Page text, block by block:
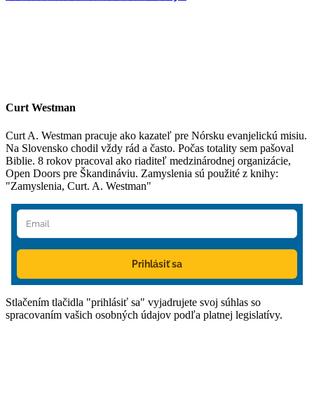
Curt Westman
Curt A. Westman pracuje ako kazateľ pre Nórsku evanjelickú misiu.
Na Slovensko chodil vždy rád a často. Počas totality sem pašoval
Biblie. 8 rokov pracoval ako riaditeľ medzinárodnej organizácie,
Open Doors pre Škandináviu. Zamyslenia sú použité z knihy:
"Zamyslenia, Curt. A. Westman"
Prihlásiť sa
Stlačením tlačidla "prihlásiť sa" vyjadrujete svoj súhlas so
spracovaním vašich osobných údajov podľa platnej legislatívy.